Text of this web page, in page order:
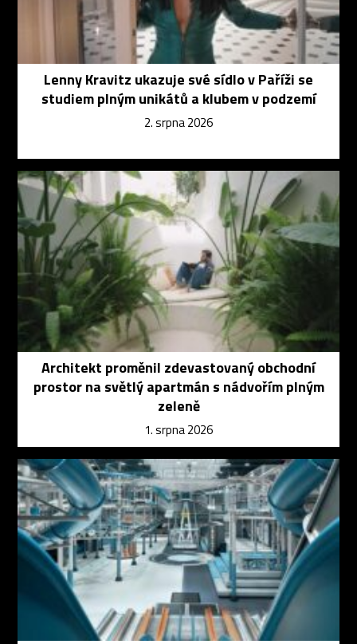
Lenny Kravitz ukazuje své sídlo v Paříži se
studiem plným unikátů a klubem v podzemí
2. srpna 2026
Architekt proměnil zdevastovaný obchodní
prostor na světlý apartmán s nádvořím plným
zeleně
1. srpna 2026